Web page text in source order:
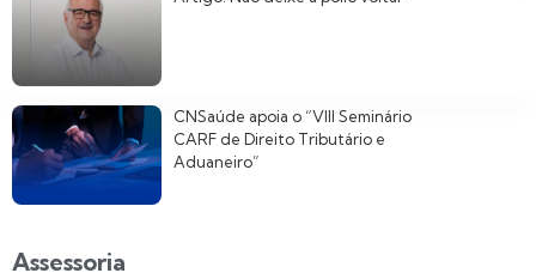
CNSaúde apoia o “VIII Seminário
CARF de Direito Tributário e
Aduaneiro”
Assessoria